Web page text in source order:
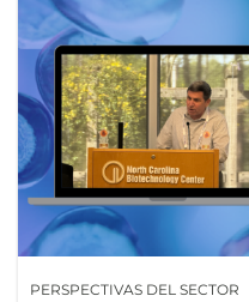
PERSPECTIVAS DEL SECTOR